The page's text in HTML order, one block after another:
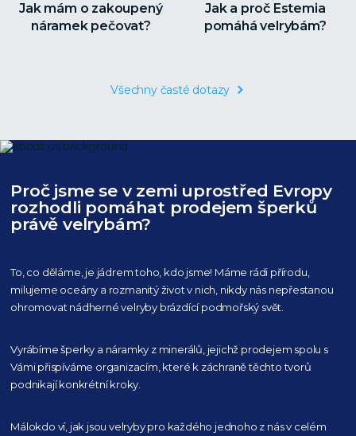
Jak mám o zakoupený
náramek pečovat?
Jak a proč Estemia
pomáhá velrybám?
Všechny časté dotazy
Proč jsme se v zemi uprostřed Evropy
rozhodli pomáhat prodejem šperků
právě velrybám?
To, co děláme, je jádrem toho, kdo jsme! Máme rádi přírodu,
milujeme oceány a rozmanitý život v nich, nikdy nás nepřestanou
ohromovat nádherné velryby brázdící podmořský svět.
Vyrábíme šperky a náramky z minerálů, jejichž prodejem spolu s
Vámi přispíváme organizacím, které k záchraně těchto tvorů
podnikají konkrétní kroky.
Málokdo ví, jak jsou velryby pro každého jednoho z nás v celém